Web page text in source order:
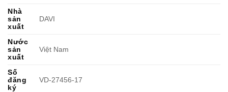
Nhà
sản
xuất
DAVI
Nước
sản
xuất
Việt Nam
Số
đăng
ký
VD-27456-17